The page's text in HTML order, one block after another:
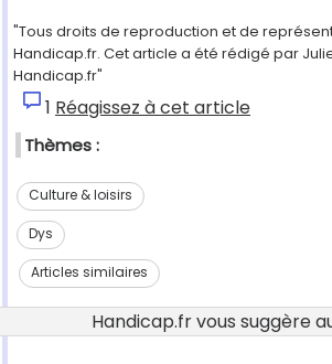
"Tous droits de reproduction et de
Handicap.fr. Cet article a été rédigé par
Handicap.fr"
1 Réagissez à cet article
Thèmes :
Culture & loisirs
Dys
Articles similaires
Handicap.fr vous suggère